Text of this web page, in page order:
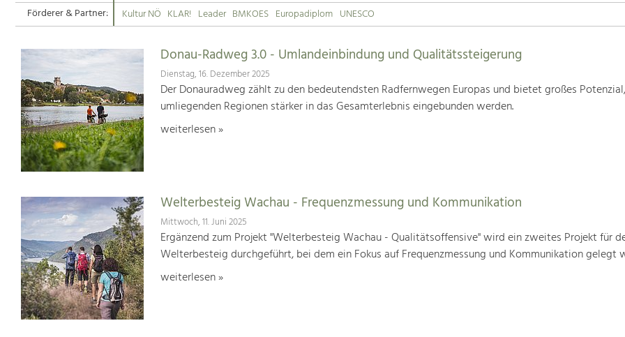
Förderer & Partner:
Kultur NÖ KLAR! Leader BMKOES Europadiplom UNESCO
Donau-Radweg 3.0 - Umlandeinbindung und Qualitätssteigerung
Dienstag, 16. Dezember 2025
Der Donauradweg zählt zu den bedeutendsten Radfernwegen Europas und bietet großes
umliegenden Regionen stärker in das Gesamterlebnis eingebunden werden.
weiterlesen »
Welterbesteig Wachau - Frequenzmessung und Kommunikation
Mittwoch, 11. Juni 2025
Ergänzend zum Projekt "Welterbesteig Wachau - Qualitätsoffensive" wird ein zweites Projekt für
Welterbesteig durchgeführt, bei dem ein Fokus auf Frequenzmessung und Kommunikation gelegt
weiterlesen »